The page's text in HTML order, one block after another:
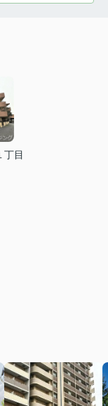
丁目